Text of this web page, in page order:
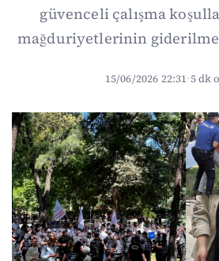
güvenceli çalışma
mağduriyetlerinin
15/06/2026 22:31·5 dk